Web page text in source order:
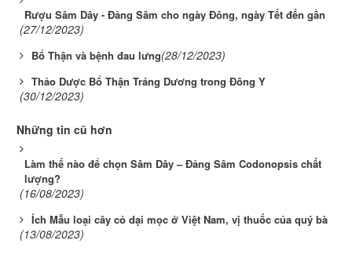
Rượu Sâm Dây - Đảng Sâm cho ngày Đông, ngày Tết đến gần
(27/12/2023)
Bổ Thận và bệnh đau lưng(28/12/2023)
Thảo Dược Bổ Thận Tráng Dương trong Đông Y
(30/12/2023)
Những tin cũ hơn
Làm thế nào để chọn Sâm Dây – Đảng Sâm Codonopsis chất
lượng?
(16/08/2023)
Ích Mẫu loại cây cỏ dại mọc ở Việt Nam, vị thuốc của quý bà
(13/08/2023)